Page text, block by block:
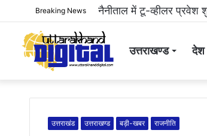
Breaking News हल्द्वानी: महिला से अभद्रता
उत्तराखण्ड देश
उत्तराखंड उत्तराखण्ड बड़ी-खबर राजनीति